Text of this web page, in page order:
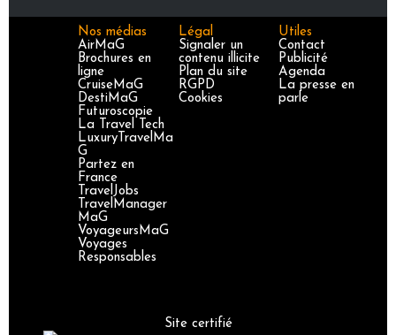
Nos médias
AirMaG
Brochures en
ligne
CruiseMaG
DestiMaG
Futuroscopie
La Travel Tech
LuxuryTravelMa
G
Partez en
France
TravelJobs
TravelManager
MaG
VoyageursMaG
Voyages
Responsables
Légal
Signaler un
contenu illicite
Plan du site
RGPD
Cookies
Utiles
Contact
Publicité
Agenda
La presse en
parle
Site certifié